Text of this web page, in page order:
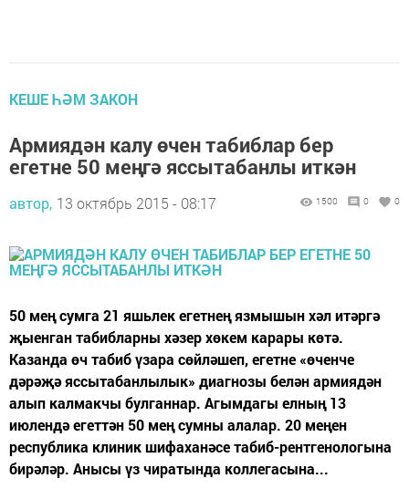
КЕШЕ ҺӘМ ЗАКОН
Армиядән калу өчен табиблар бер
егетне 50 меңгә яссытабанлы иткән
автор, 13 октябрь 2015 - 08:17 1500 0 0
50 мең сумга 21 яшьлек егетнең язмышын хәл итәргә
җыенган табибларны хәзер хөкем карары көтә.
Казанда өч табиб үзара сөйләшеп, егетне «өченче
дәрәҗә яссытабанлылык» диагнозы белән армиядән
алып калмакчы булганнар. Агымдагы елның 13
июлендә егеттән 50 мең сумны алалар. 20 меңен
республика клиник шифаханәсе табиб-рентгенологына
бирәләр. Анысы үз чиратында коллегасына...